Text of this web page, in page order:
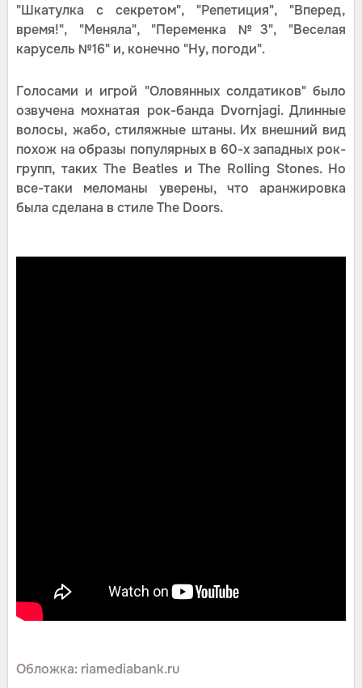
"Шкатулка с секретом", "Репетиция", "Вперед,
время!", "Меняла", "Переменка №3", "Веселая
карусель №16" и, конечно "Ну, погоди".
Голосами и игрой "Оловянных солдатиков" было
озвучена мохнатая рок-банда Dvornjagi. Длинные
волосы, жабо, стиляжные штаны. Их внешний вид
похож на образы популярных в 60-х западных рок-
групп, таких The Beatles и The Rolling Stones. Но
все-таки меломаны уверены, что аранжировка
была сделана в стиле The Doors.
Обложка: riamediabank.ru